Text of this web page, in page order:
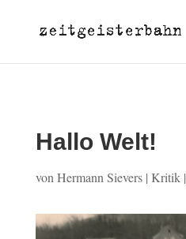
Hallo Welt!
von Hermann Sievers| Kritik|